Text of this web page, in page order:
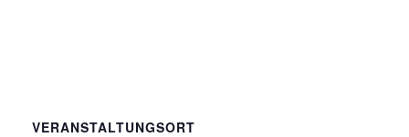
VERANSTALTUNGSORT